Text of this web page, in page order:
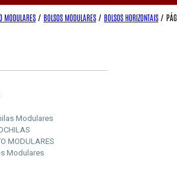
MODULARES / BOLSOS MODULARES / BOLSOS HORIZONTAIS /
Modulares
MODULARES
Modulares